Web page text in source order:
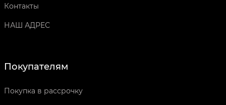
Контакты
НАШ АДРЕС
Покупателям
Покупка в рассрочку